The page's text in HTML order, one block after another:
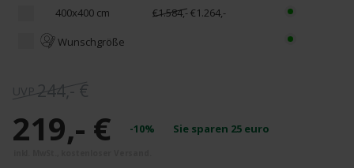
400x400 cm
€1.584,-€1.264,-
Wunschgröße
244,- €
219,- € -10% Sie sparen 25 euro